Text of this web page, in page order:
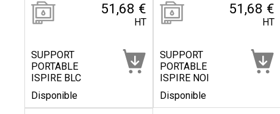
51,68 €
HT
SUPPORT
PORTABLE
ISPIRE BLC
Disponible
51,68 €
HT
SUPPORT
PORTABLE
ISPIRE NOI
Disponible